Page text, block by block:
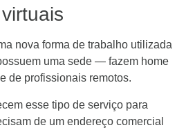
nova forma de trabalho utilizada
uma sede — fazem home
de profissionais remotos.
esse tipo de serviço para
de um endereço comercial